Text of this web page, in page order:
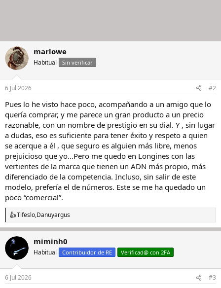
marlowe
Habitual Sin verificar
6 Jul 2026 #2
Pues lo he visto hace poco, acompañando a un amigo que lo
quería comprar, y me parece un gran producto a un precio
razonable, con un nombre de prestigio en su dial. Y , sin lugar
a dudas, eso es suficiente para tener éxito y respeto a quien
se acerque a él , que seguro es alguien más libre, menos
prejuicioso que yo…Pero me quedo en Longines con las
vertientes de la marca que tienen un ADN más propio, más
diferenciado de la competencia. Incluso, sin salir de este
modelo, prefería el de números. Este se me ha quedado un
poco “comercial”.
R
e
a
c
c
i
e
Tifeslo,Danuyargus
miminh0
Habitual Contribuidor de RE Verificad@ con 2FA
6 Jul 2026 #3